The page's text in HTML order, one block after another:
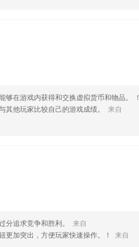
够在游戏内获得和交换虚拟货币和物品。 ！
其他玩家比较自己的游戏成绩。
来自
分追求竞争和胜利。
来自
更加突出，方便玩家快速操作。！
来自